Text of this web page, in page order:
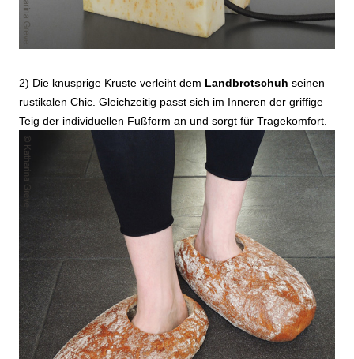
2) Die knusprige Kruste verleiht dem Landbrotschuh seinen
rustikalen Chic. Gleichzeitig passt sich im Inneren der griffige
Teig der individuellen Fußform an und sorgt für Tragekomfort.